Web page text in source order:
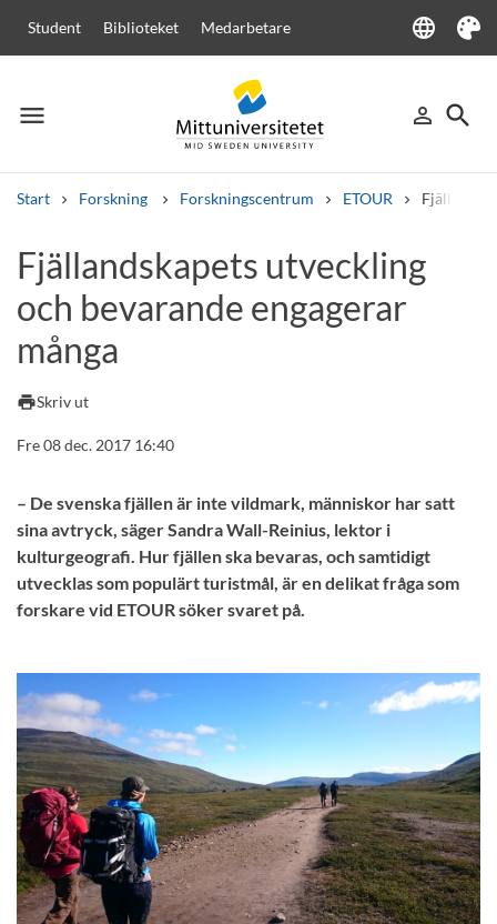
Student Biblioteket Medarbetare language
Language
Tema
menu
Meny person_outline
Logga in
search
Sök
Start Forskning Forskningscentrum ETOUR
Andra söktjänster
Kurser och program KursplanerVälkomstbrevPersonal
Lediga jobb
Fjällandskapets utveckling
och bevarande engagerar
många
printSkriv ut
Fre 08 dec. 2017 16:40
– De svenska fjällen är inte vildmark, människor har satt
sina avtryck, säger Sandra Wall-Reinius, lektor i
kulturgeografi. Hur fjällen ska bevaras, och samtidigt
utvecklas som populärt turistmål, är en delikat fråga som
forskare vid ETOUR söker svaret på.